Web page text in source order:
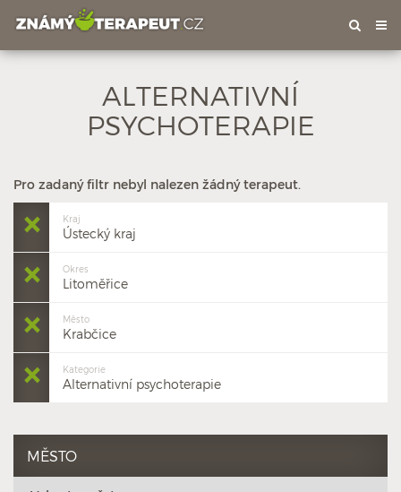
ALTERNATIVNÍ
PSYCHOTERAPIE
Pro zadaný filtr nebyl nalezen žádný terapeut.
Kraj
Ústecký kraj
Okres
Litoměřice
Město
Krabčice
Kategorie
Alternativní psychoterapie
MĚSTO